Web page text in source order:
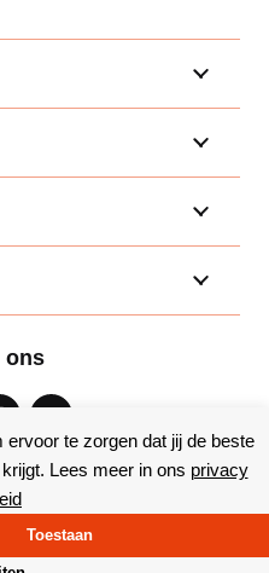
te zorgen dat jij de beste
Lees meer in ons privacy
Toestaan
ons
|Website door Yooker